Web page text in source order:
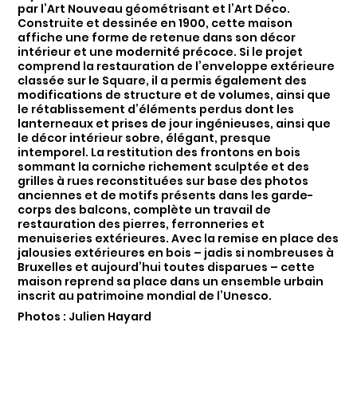
par l’Art Nouveau géométrisant et l’Art Déco.
Construite et dessinée en 1900, cette maison
affiche une forme de retenue dans son décor
intérieur et une modernité précoce. Si le projet
comprend la restauration de l’enveloppe extérieure
classée sur le Square, il a permis également des
modifications de structure et de volumes, ainsi que
le rétablissement d’éléments perdus dont les
lanterneaux et prises de jour ingénieuses, ainsi que
le décor intérieur sobre, élégant, presque
intemporel. La restitution des frontons en bois
sommant la corniche richement sculptée et des
grilles à rues reconstituées sur base des photos
anciennes et de motifs présents dans les garde-
corps des balcons, complète un travail de
restauration des pierres, ferronneries et
menuiseries extérieures. Avec la remise en place des
jalousies extérieures en bois – jadis si nombreuses à
Bruxelles et aujourd’hui toutes disparues – cette
maison reprend sa place dans un ensemble urbain
inscrit au patrimoine mondial de l’Unesco.
Photos : Julien Hayard